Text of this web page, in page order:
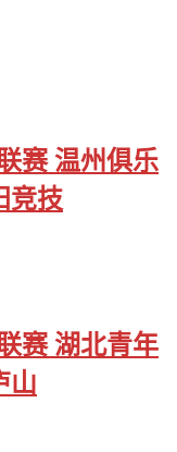
赛 温州俱乐
竞技
赛 湖北青年
山